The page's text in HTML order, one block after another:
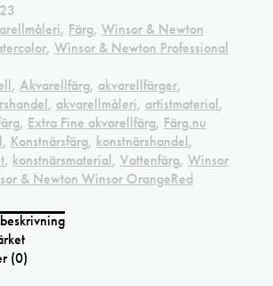
, Färg, Winsor & Newton
, Winsor & Newton Professional
, Akvarellfärg, akvarellfärger,
, akvarellmåleri, artistmaterial,
, Extra Fine akvarellfärg, Färg.nu
, Konstnärsfärg, konstnärshandel,
, konstnärsmaterial, Vattenfärg, Winsor
& Newton Winsor OrangeRed
(0)